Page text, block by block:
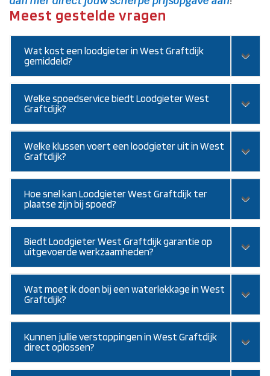
Meest gestelde vragen
Wat kost een loodgieter in West Graftdijk
gemiddeld?
Welke spoedservice biedt Loodgieter West
Graftdijk?
Welke klussen voert een loodgieter uit in West
Graftdijk?
Hoe snel kan Loodgieter West Graftdijk ter
plaatse zijn bij spoed?
Biedt Loodgieter West Graftdijk garantie op
uitgevoerde werkzaamheden?
Wat moet ik doen bij een waterlekkage in West
Graftdijk?
Kunnen jullie verstoppingen in West Graftdijk
direct oplossen?